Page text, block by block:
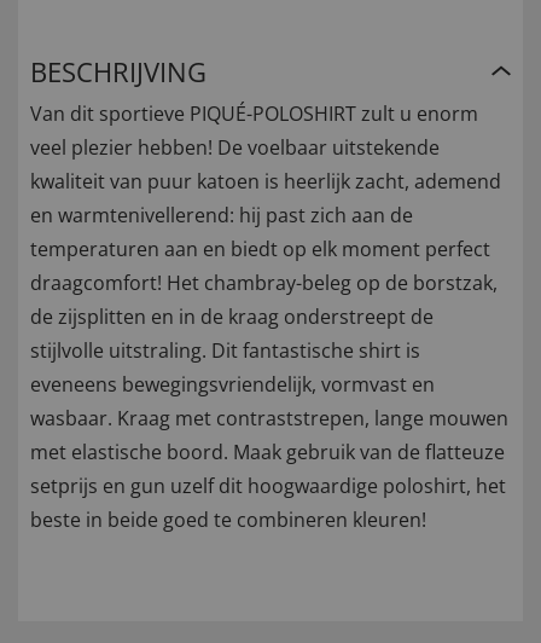
BESCHRIJVING
Van dit sportieve PIQUÉ-POLOSHIRT zult u enorm
veel plezier hebben! De voelbaar uitstekende
kwaliteit van puur katoen is heerlijk zacht, ademend
en warmtenivellerend: hij past zich aan de
temperaturen aan en biedt op elk moment perfect
draagcomfort! Het chambray-beleg op de borstzak,
de zijsplitten en in de kraag onderstreept de
stijlvolle uitstraling. Dit fantastische shirt is
eveneens bewegingsvriendelijk, vormvast en
wasbaar. Kraag met contraststrepen, lange mouwen
met elastische boord. Maak gebruik van de flatteuze
setprijs en gun uzelf dit hoogwaardige poloshirt, het
beste in beide goed te combineren kleuren!